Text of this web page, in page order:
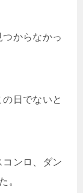
つからなかっ
日でないと
ンロ、ダン
。